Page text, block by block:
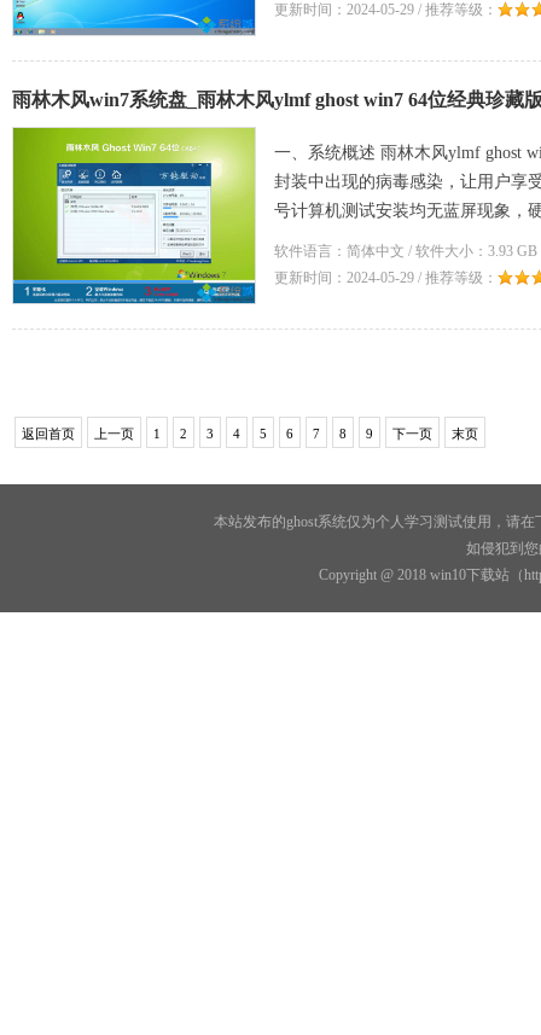
更新时间：2024-05-29 / 推荐等级：
雨林木风win7系统盘_雨林木风ylmf ghost win7 64位经典珍藏
一、系统概述 雨林木风ylmf ghost
封装中出现的病毒感染，让用户享
号计算机测试安装均无蓝屏现象，
技术
软件语言：简体中文 / 软件大小：3.93
更新时间：2024-05-29 / 推荐等级：
返回首页 上一页 1 2 3 4 5 6 7 8 9 下一页 末页
本站发布的ghost系统仅为个人学习测试使用，请
如侵犯到
Copyright @ 2018 win10下载站（